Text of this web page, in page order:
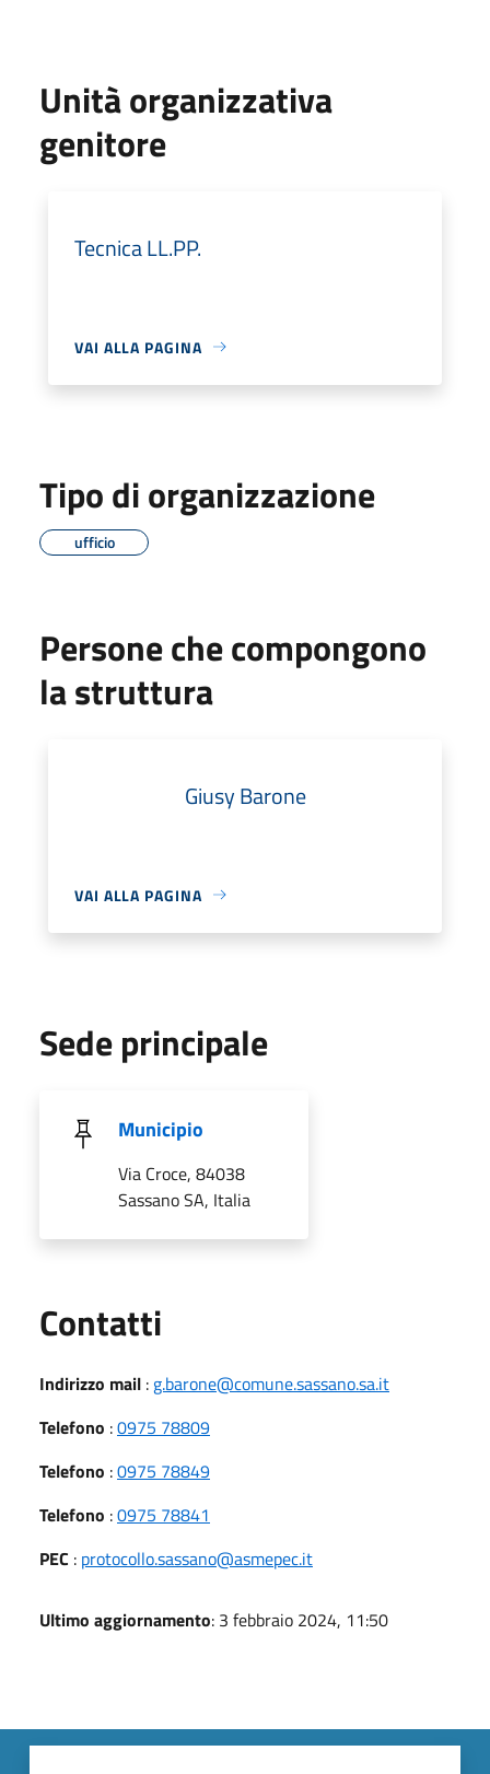
Unità organizzativa
genitore
Tecnica LL.PP.
VAI ALLA PAGINA
Tipo di organizzazione
ufficio
Persone che compongono
la struttura
Giusy Barone
VAI ALLA PAGINA
Sede principale
Municipio
Via Croce, 84038
Sassano SA, Italia
Contatti
Indirizzo mail : g.barone@comune.sassano.sa.it
Telefono :0975 78809
Telefono :0975 78849
Telefono :0975 78841
PEC : protocollo.sassano@asmepec.it
Ultimo aggiornamento: 3 febbraio 2024, 11:50